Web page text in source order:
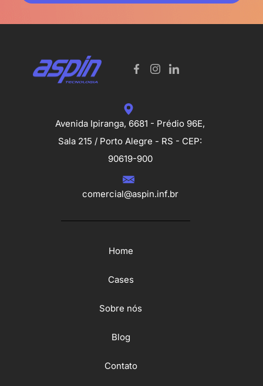
Avenida Ipiranga, 6681 - Prédio 96E,
Sala 215 / Porto Alegre - RS - CEP:
90619-900
comercial@aspin.inf.br
Home
Cases
Sobre nós
Blog
Contato